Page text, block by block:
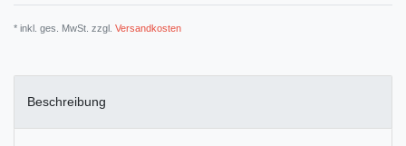
* inkl. ges. MwSt. zzgl. Versandkosten
Beschreibung